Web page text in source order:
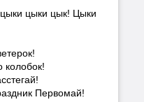
цыки цык! Цыки
колобок!
Первомай!